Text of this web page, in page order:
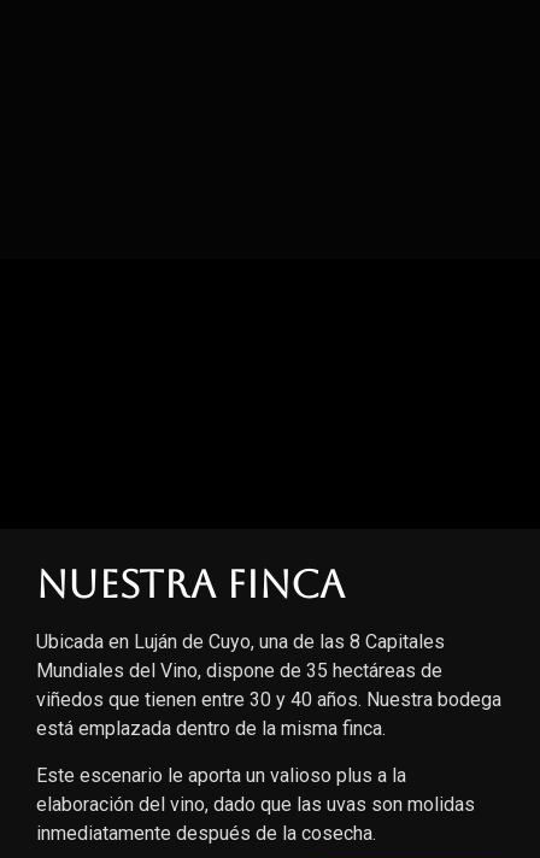
Nuestra finca
Ubicada en Luján de Cuyo, una de las 8 Capitales
Mundiales del Vino, dispone de 35 hectáreas de
viñedos que tienen entre 30 y 40 años. Nuestra bodega
está emplazada dentro de la misma finca.
Este escenario le aporta un valioso plus a la
elaboración del vino, dado que las uvas son molidas
inmediatamente después de la cosecha.